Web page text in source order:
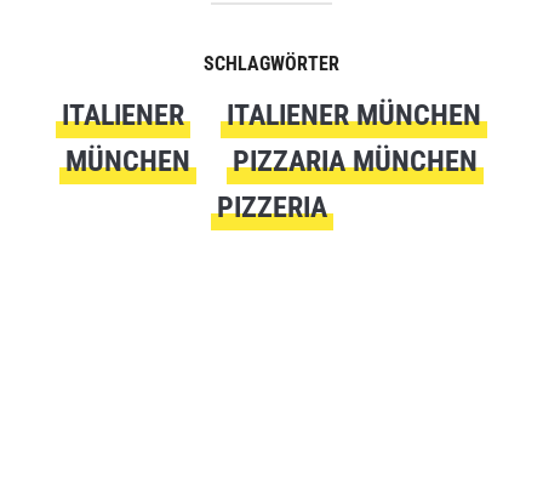
SCHLAGWÖRTER
ITALIENER
ITALIENER MÜNCHEN
MÜNCHEN
PIZZARIA MÜNCHEN
PIZZERIA